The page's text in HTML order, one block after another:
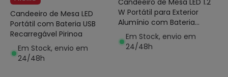
Candeeiro de Mesa LED
Portátil com Bateria USB
Recarregável Pirinoa
Em Stock, envio em
24/48h
Candeeiro de Mesa LED 1.2
W Portátil para Exterior
Alumínio com Bateria
Recarregável Willox
Em Stock, envio em
24/48h